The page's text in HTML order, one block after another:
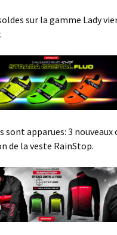
sur la gamme Lady
sont apparues: 3
de la veste RainStop.